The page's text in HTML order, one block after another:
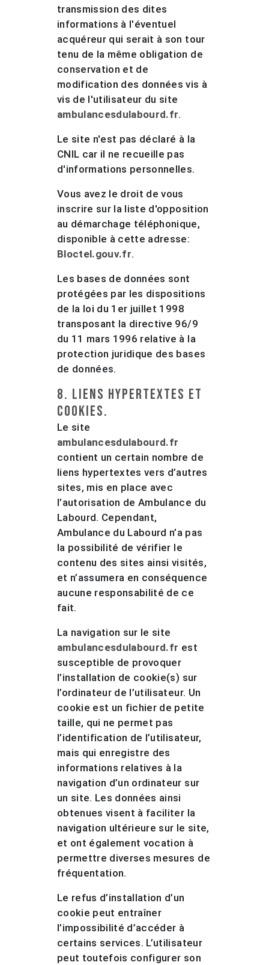
transmission des dites
informations à l'éventuel
acquéreur qui serait à son tour
tenu de la même obligation de
conservation et de
modification des données vis à
vis de l'utilisateur du site
ambulancesdulabourd.fr.
Le site n'est pas déclaré à la
CNIL car il ne recueille pas
d'informations personnelles.
Vous avez le droit de vous
inscrire sur la liste d'opposition
au démarchage téléphonique,
disponible à cette adresse:
Bloctel.gouv.fr.
Les bases de données sont
protégées par les dispositions
de la loi du 1er juillet 1998
transposant la directive 96/9
du 11 mars 1996 relative à la
protection juridique des bases
de données.
8. Liens hypertextes et
cookies.
Le site
ambulancesdulabourd.fr
contient un certain nombre de
liens hypertextes vers d’autres
sites, mis en place avec
l’autorisation de Ambulance du
Labourd. Cependant,
Ambulance du Labourd n’a pas
la possibilité de vérifier le
contenu des sites ainsi visités,
et n’assumera en conséquence
aucune responsabilité de ce
fait.
La navigation sur le site
ambulancesdulabourd.fr est
susceptible de provoquer
l’installation de cookie(s) sur
l’ordinateur de l’utilisateur. Un
cookie est un fichier de petite
taille, qui ne permet pas
l’identification de l’utilisateur,
mais qui enregistre des
informations relatives à la
navigation d’un ordinateur sur
un site. Les données ainsi
obtenues visent à faciliter la
navigation ultérieure sur le site,
et ont également vocation à
permettre diverses mesures de
fréquentation.
Le refus d’installation d’un
cookie peut entraîner
l’impossibilité d’accéder à
certains services. L’utilisateur
peut toutefois configurer son